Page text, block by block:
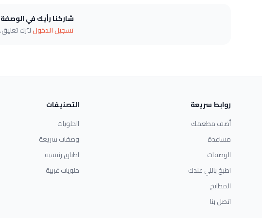
شاركنا رأيك في الوصفة
تسجيل الدخوللترك تعليق.
روابط سريعة
أضف مطعمك
مساعدة
الوصفات
اطبخ باللي عندك
المطابخ
اتصل بنا
التصنيفات
الحلويات
وصفات سريعة
اطباق رئيسية
حلويات غربية